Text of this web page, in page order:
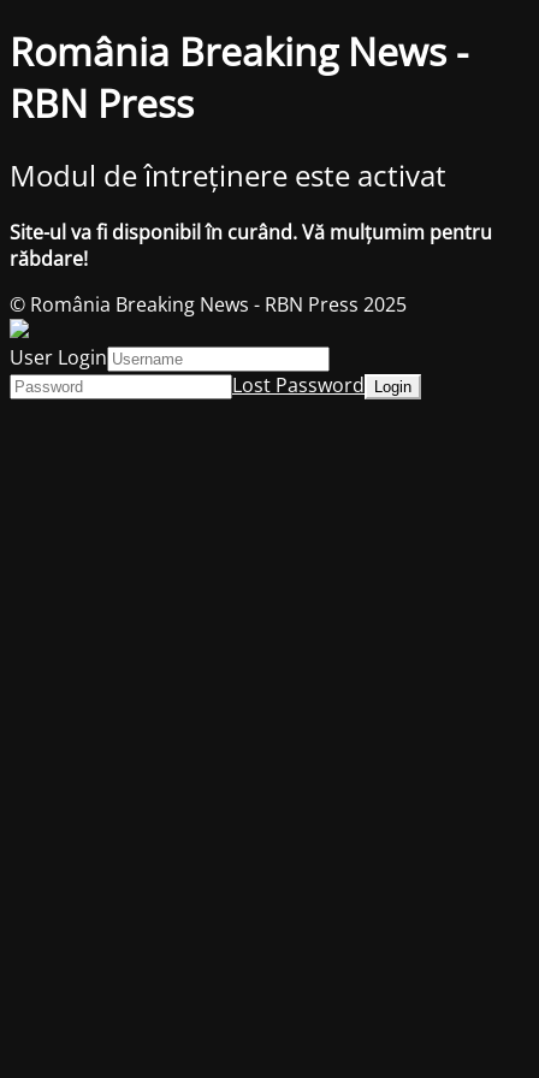
România Breaking News -
RBN Press
Modul de întreținere este activat
Site-ul va fi disponibil în curând. Vă mulțumim pentru
răbdare!
© România Breaking News - RBN Press 2025
User Login
Lost Password